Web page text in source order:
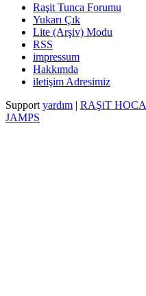
Raşit Tunca Forumu
Yukarı Çık
Lite (Arşiv) Modu
RSS
impressum
Hakkımda
iletişim Adresimiz
Support yardım | RAŞiT HOCA
JAMPS